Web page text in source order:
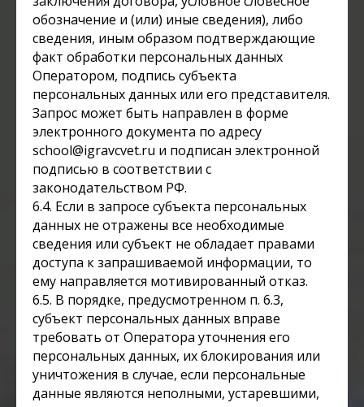
обозначение и (или) иные сведения), либо
сведения, иным образом подтверждающие
факт обработки персональных данных
Оператором, подпись субъекта
персональных данных или его представителя.
Запрос может быть направлен в форме
электронного документа по адресу
school@igravcvet.ru и подписан электронной
подписью в соответствии с
законодательством РФ.
6.4. Если в запросе субъекта персональных
данных не отражены все необходимые
сведения или субъект не обладает правами
доступа к запрашиваемой информации, то
ему направляется мотивированный отказ.
6.5. В порядке, предусмотренном п. 6.3,
субъект персональных данных вправе
требовать от Оператора уточнения его
персональных данных, их блокирования или
уничтожения в случае, если персональные
данные являются неполными, устаревшими,